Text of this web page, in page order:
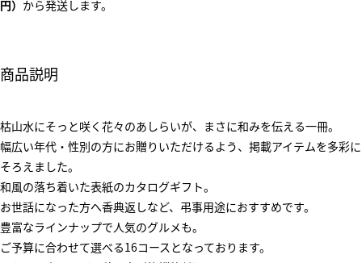
円） から発送します。
商品説明
枯山水にそっと咲く花々のあしらいが、まさに和みを伝える一冊。
幅広い年代・性別の方にお贈りいただけるよう、掲載アイテムを多彩に
そろえました。
和風の落ち着いた表紙のカタログギフト。
お世話になった方へ香典返しなど、弔事用途におすすめです。
豊富なラインナップで人気のグルメも。
ご予算に合わせて選べる16コースとなっております。